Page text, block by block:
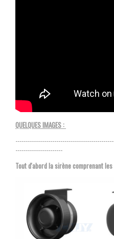
QUELQUES IMAGES :
-----------------------
Tout d'abord la sirène comprenant